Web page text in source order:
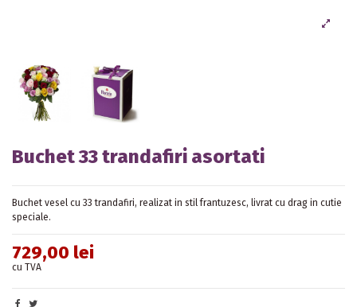
Buchet 33 trandafiri asortati
Buchet vesel cu 33 trandafiri, realizat in stil frantuzesc, livrat cu drag in cutie
speciale.
729,00 lei
cu TVA